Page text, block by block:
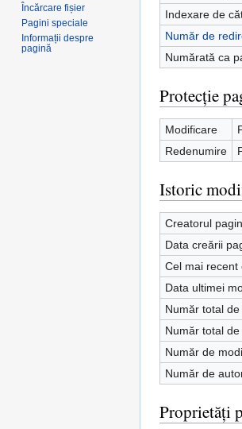
Indexare de
Număr de
Numărată ca
Protecție
Modificare
Redenumire
Istoric
Creatorul
Data creării
Cel mai recent
Data ultimei
Număr total
Număr total
Număr de
Număr de
Proprietăți
Încărcare fișier
Pagini speciale
Informații despre
pagină